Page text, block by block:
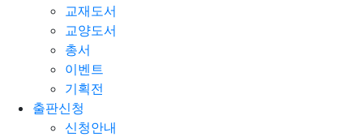
교재도서
교양도서
총서
이벤트
기획전
출판신청
신청안내